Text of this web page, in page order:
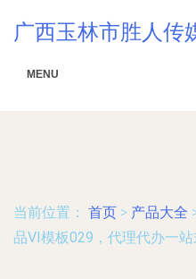
广西玉林市胜人传
MENU
当前位置： 首页 > 产品大全
品VI模板029，代理代办一